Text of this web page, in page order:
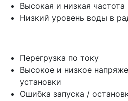
Высокая и низкая
Низкий уровень воды в
Перегрузка по току
Высокое и низкое
установки
Ошибка запуска /